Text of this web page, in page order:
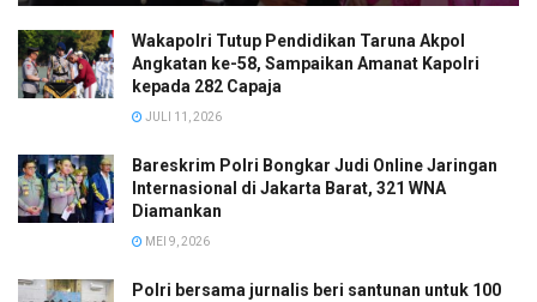
Wakapolri Tutup Pendidikan Taruna Akpol
Angkatan ke-58, Sampaikan Amanat Kapolri
kepada 282 Capaja
JULI 11, 2026
Bareskrim Polri Bongkar Judi Online Jaringan
Internasional di Jakarta Barat, 321 WNA
Diamankan
MEI 9, 2026
Polri bersama jurnalis beri santunan untuk 100